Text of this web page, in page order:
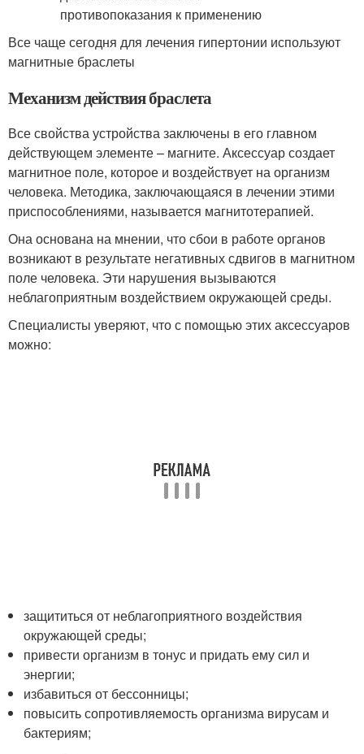
Все чаще сегодня для лечения гипертонии используют
магнитные браслеты
Механизм действия браслета
Все свойства устройства заключены в его главном
действующем элементе – магните. Аксессуар создает
магнитное поле, которое и воздействует на организм
человека. Методика, заключающаяся в лечении этими
приспособлениями, называется магнитотерапией.
Она основана на мнении, что сбои в работе органов
возникают в результате негативных сдвигов в магнитном
поле человека. Эти нарушения вызываются
неблагоприятным воздействием окружающей среды.
Специалисты уверяют, что с помощью этих аксессуаров
можно:
защититься от неблагоприятного воздействия
окружающей среды;
привести организм в тонус и придать ему сил и
энергии;
избавиться от бессонницы;
повысить сопротивляемость организма вирусам и
бактериям;